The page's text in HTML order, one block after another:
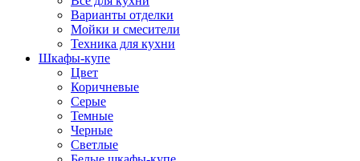
Варианты отделки
Мойки и смесители
Техника для кухни
Шкафы-купе
Цвет
Коричневые
Серые
Темные
Черные
Светлые